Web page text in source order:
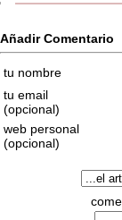
Añadir Comentario
tu nombre
tu email
(opcional)
web personal
(opcional)